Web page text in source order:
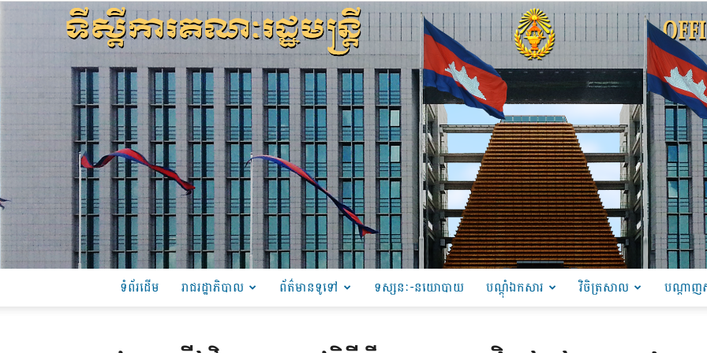
ទំព័រដើម រាជរដ្ឋាភិបាល ព័ត៌មានទូទៅ ទស្សនៈ-នយោបាយ បណ្ដុំឯកសារ វិចិត្រសាល បណ្តាញ